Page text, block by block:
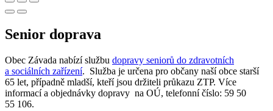
Senior doprava
Obec Závada nabízí službu dopravy seniorů do zdravotních
a sociálních zařízení. Služba je určena pro občany naší obce starší
65 let, případně mladší, kteří jsou držiteli průkazu ZTP. Více
informací a objednávky dopravy na OÚ, telefonní číslo: 59 50
55 106.